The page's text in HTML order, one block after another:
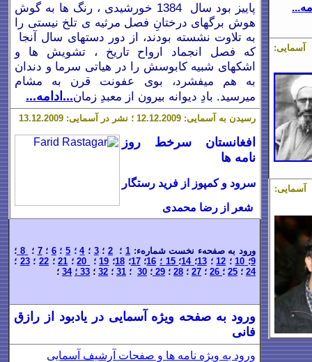
پاییز بود سال 1384 خورشیدی ، رنگ ها ب
ه گوش
هوش برگهای درختانِ فصل مرثیه ی تلخ نیستی را
به تلاوت نشسته بودند، از دور دستهای سال آنجا
که فصل انجماد ارواح تاریخ ،
تشویش ها و
اشکهای شبیه کابوسش را در هیاتی سرما و دندان
به هم میفشرد، بوی عفونت قرن به مشام
میرسید. بادِ دیوانه بیرون از معبدِ زمان...ادامه...
رسیدن به آسمایی: 12.12.2009 ؛ نشر در آسمایی: 1 3.12.2009
افغانستان سرخط روز
نامه ها
سرود و کمپوز از فرید رستگار
شعر از رضا محمدی
ورود به صفحهء نخست شمارهء: 1 ؛ 2 ؛ 3 ؛ 4؛ 5؛6 ؛7 ؛ 8
؛
9؛ ؛ 12؛13؛ 14 ؛ 15 ؛ 16؛17؛ 18؛ 19؛ ؛ 21؛22 ؛23 ؛
24 ؛ 25 ؛ ؛ 27 ؛ 28 ؛ 29 ؛ 30 ؛ 31 ؛ 32 ؛ 33 ؛ 34 ؛
ورود به صفحه ویژه آسمایی در یادبود از رازق
فانی
ورود به ویژه نامه ها و صفحات آرشیف آسمایی
؛ نشر در آسمایی:
؛ نشر در آسمایی: